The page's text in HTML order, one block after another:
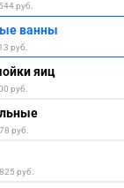
руб.
ванны
руб.
яиц
руб.
руб.
руб.